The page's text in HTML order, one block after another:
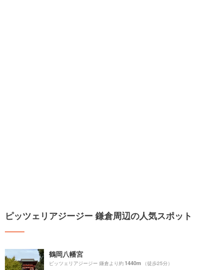
ピッツェリアジージー 鎌倉周辺の人気スポット
鶴岡八幡宮
ピッツェリアジージー 鎌倉より約1440m （徒歩25分）